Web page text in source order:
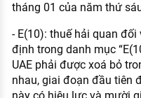
tháng 01 của năm thứ
- E(10): thuế hải quan
định trong danh mục
UAE phải được xoá bỏ
nhau, giai đoạn đầu tiên